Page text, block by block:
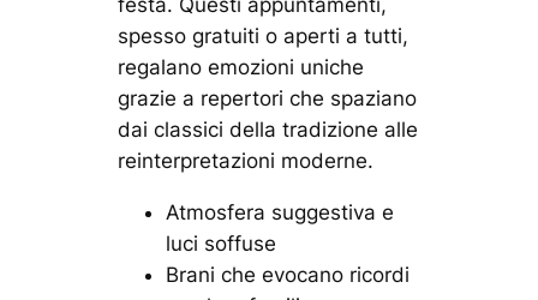
spesso gratuiti o aperti a tutti,
regalano emozioni uniche
grazie a repertori che spaziano
dai classici della tradizione alle
reinterpretazioni moderne.
Atmosfera suggestiva e
luci soffuse
Brani che evocano ricordi